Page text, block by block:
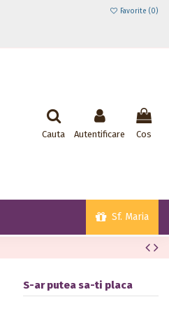
Favorite (0)
Cauta Autentificare Cos
Sf. Maria
S-ar putea sa-ti placa